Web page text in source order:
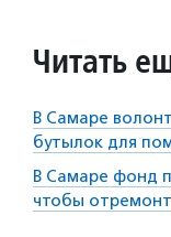
Читать
В Самаре
бутылок для
В Самаре фонд
чтобы